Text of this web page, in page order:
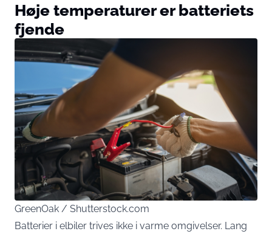
Høje temperaturer er batteriets
fjende
GreenOak / Shutterstock.com
Batterier i elbiler trives ikke i varme omgivelser. Lang